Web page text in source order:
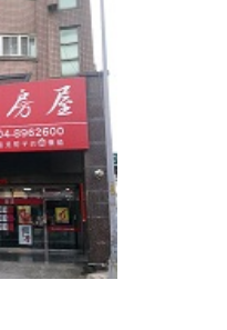
5 年以下
10-20 年
30-40 年